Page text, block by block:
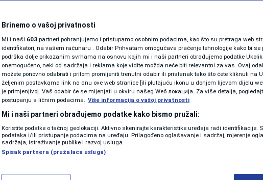
SHOWBIZ
PODCAST
N1 SPECIJAL
FENOMENI
NEISTRAŽENO
VIRALNO
u videima
21:42 | SVIJET | 0 komentara
izvor Više
Brinemo o vašoj privatnosti
Mi i naši 603 partneri pohranjujemo i pristupamo osobnim podacima, kao što su pretraga web
identifikatori, na vašem računaru . Odabir Prihvatam omogućava praćenje tehnologije kako bi se
podrška dolje prikazanim svrhama na osnovu kojih mi i naši partneri obrađujemo podatke
onemogućeno, neki od sadržaja i reklama koje vidite možda neće biti relevantni za vas. Ovaj
možete ponovno odabrati i pritom promijeniti trenutni odabir ili pristanak tako što ćete kliknuti na
željenim postavkama link na dnu ove web stranice [ili plutajuću ikonu u donjem lijevom dijelu
je primjenjivo]. Vaš odabir će se mijenjati u okviru našeg Wеб локација. Za više detalja,
postupanju s ličnim podacima. Više informacija o vašoj privatnosti
Mi i naši partneri obrađujemo podatke kako bismo pružali:
Koristite podatke o tačnoj geolokaciji. Aktivno skenirajte karakteristike uređaja radi identifikacije.
podataka i/ili pristupanje podacima na uređaju. Prilagođeno oglašavanje i sadržaj, mjerenje
sadržaja, istraživanje publike i razvoj usluga.
Spisak partnera (pružalaca usluga)